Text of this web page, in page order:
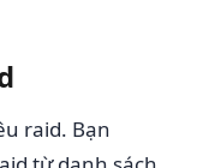
raid. Bạn